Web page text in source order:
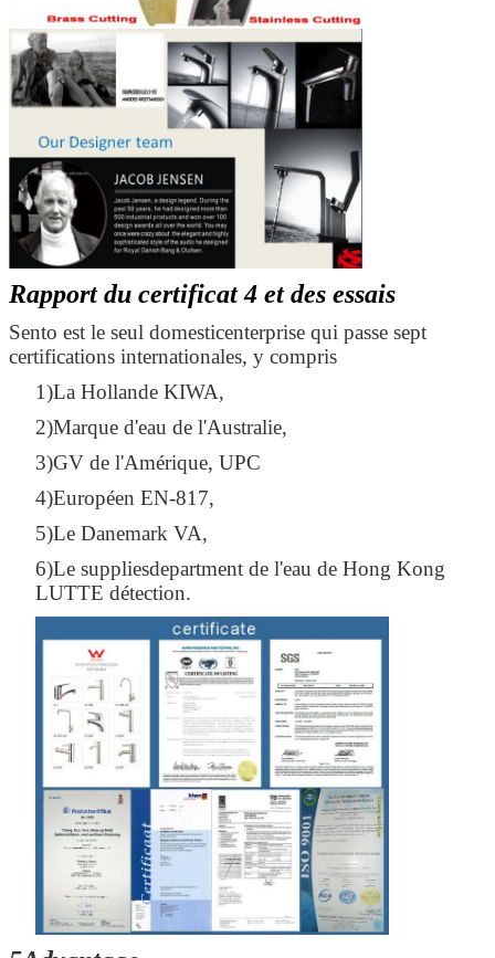
Rapport du certificat 4 et des essais
Sento est le seul domesticenterprise qui passe sept
certifications internationales, y compris
1)La Hollande KIWA,
2)Marque d'eau de l'Australie,
3)GV de l'Amérique, UPC
4)Européen EN-817,
5)Le Danemark VA,
6)Le suppliesdepartment de l'eau de Hong Kong
LUTTE détection.